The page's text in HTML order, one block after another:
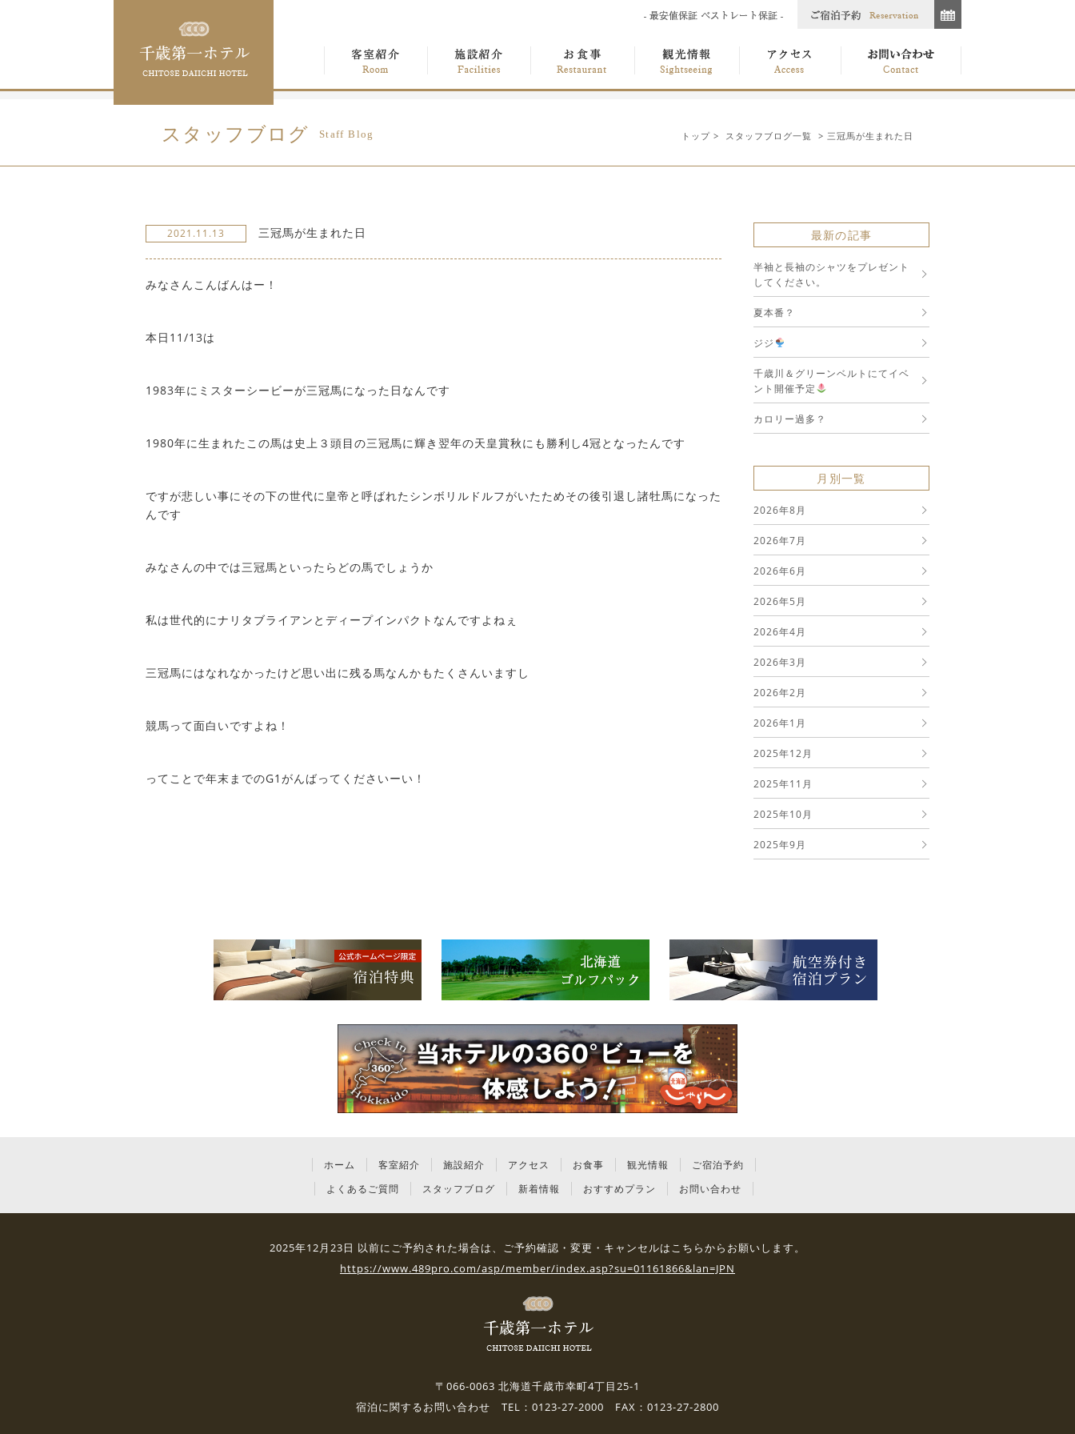
スタッフブログ Staff Blog トップ > スタッフブログ一覧 > 三冠馬が生まれた日
2021.11.13 三冠馬が生まれた日
みなさんこんばんはー！
本日11/13は
1983年にミスターシービーが三冠馬になった日なんです
1980年に生まれたこの馬は史上３頭目の三冠馬に輝き翌年の天皇賞秋にも勝利し4冠となったんです
ですが悲しい事にその下の世代に皇帝と呼ばれたシンボリルドルフがいたためその後引退し諸牡馬になった
んです
みなさんの中では三冠馬といったらどの馬でしょうか
私は世代的にナリタブライアンとディープインパクトなんですよねぇ
三冠馬にはなれなかったけど思い出に残る馬なんかもたくさんいますし
競馬って面白いですよね！
ってことで年末までのG1がんばってくださいーい！
最新の記事
半袖と長袖のシャツをプレゼント
してください。
夏本番？
ジジ
千歳川＆グリーンベルトにてイベ
ント開催予定
カロリー過多？
月別一覧
2026年8月
2026年7月
2026年6月
2026年5月
2026年4月
2026年3月
2026年2月
2026年1月
2025年12月
2025年11月
2025年10月
2025年9月
ホーム 客室紹介 施設紹介 アクセス お食事 観光情報
ご宿泊予約
よくあるご質問
スタッフブログ 新着情報 おすすめプラン お問い合わせ
2025年12月23日 以前にご予約された場合は、 ご予約確認・変更・キャンセルはこちらからお願いします。
https://www.489pro.com/asp/member/index.asp?su=01161866&lan=JPN
〒066-0063 北海道千歳市幸町4丁目25-1
宿泊に関するお問い合わせ TEL：0123-27-2000 FAX：0123-27-2800